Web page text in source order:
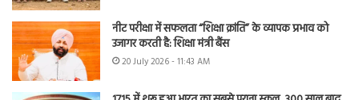
नीट परीक्षा में सफलता “शिक्षा क्रांति” के व्यापक प्रभाव को
उजागर करती है: शिक्षा मंत्री बैंस
20 July 2026 - 11:43 AM